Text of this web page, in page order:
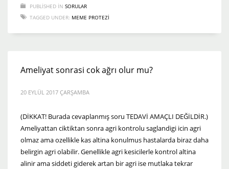
PUBLISHED IN SORULAR
TAGGED UNDER: MEME PROTEZI
Ameliyat sonrasi cok ağrı olur mu?
20 EYLÜL 2017 ÇARŞAMBA
(DİKKAT! Burada cevaplanmış soru TEDAVİ AMAÇLI DEĞİLDİR.)
Ameliyattan ciktiktan sonra agri kontrolu saglandigi icin agri
olmaz ama ozellikle kas altina konulmus hastalarda biraz daha
belirgin agri olabilir. Genellikle agri kesicilerle kontrol altina
alinir ama siddeti giderek artan bir agri ise mutlaka tekrar